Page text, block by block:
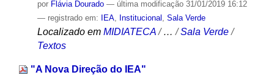
por Flávia Dourado — última modificação31/01/2019 16:12
— registrado em:
IEA, Institucional , Sala Verde
Localizado em MIDIATECA /…/Sala Verde /
Textos
"A Nova Direção do IEA"